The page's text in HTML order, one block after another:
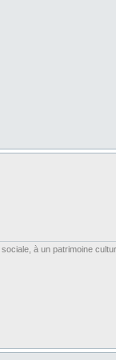
à un patrimoine